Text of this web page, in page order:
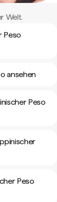
Welt.
Peso
ansehen
Peso
Peso